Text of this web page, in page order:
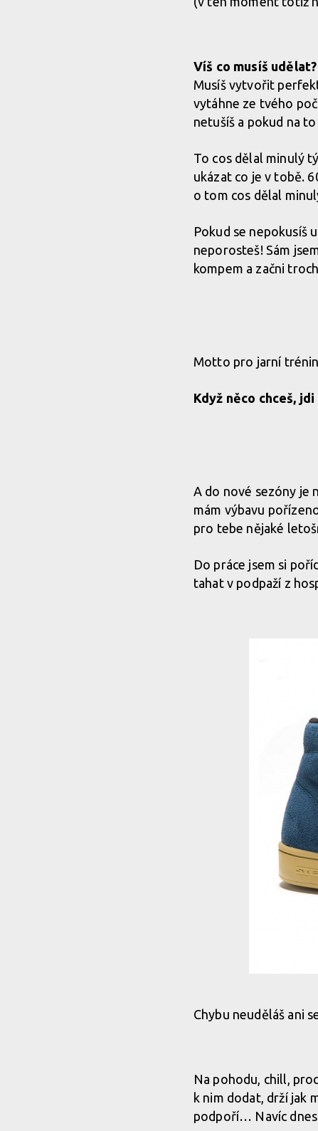
Víš co musíš udělat?
Musíš vytvořit
vytáhne ze tvého
netušíš a pokud na
To cos dělal minulý
ukázat co je v tobě.
o tom cos dělal
Pokud se nepokusíš
neporosteš! Sám
kompem a začni
Motto pro jarní
Když něco chceš,
A do nové sezóny je
mám výbavu
pro tebe nějaké
Do práce jsem si
tahat v podpaží z
Chybu neuděláš ani
Na pohodu, chill,
k nim dodat, drží jak
podpoří… Navíc